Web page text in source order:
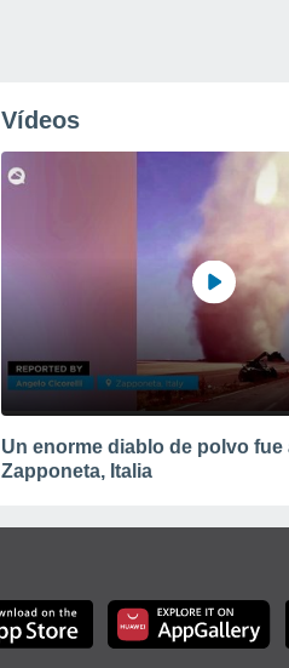
Vídeos
Un enorme diablo de polvo fue
Zapponeta, Italia